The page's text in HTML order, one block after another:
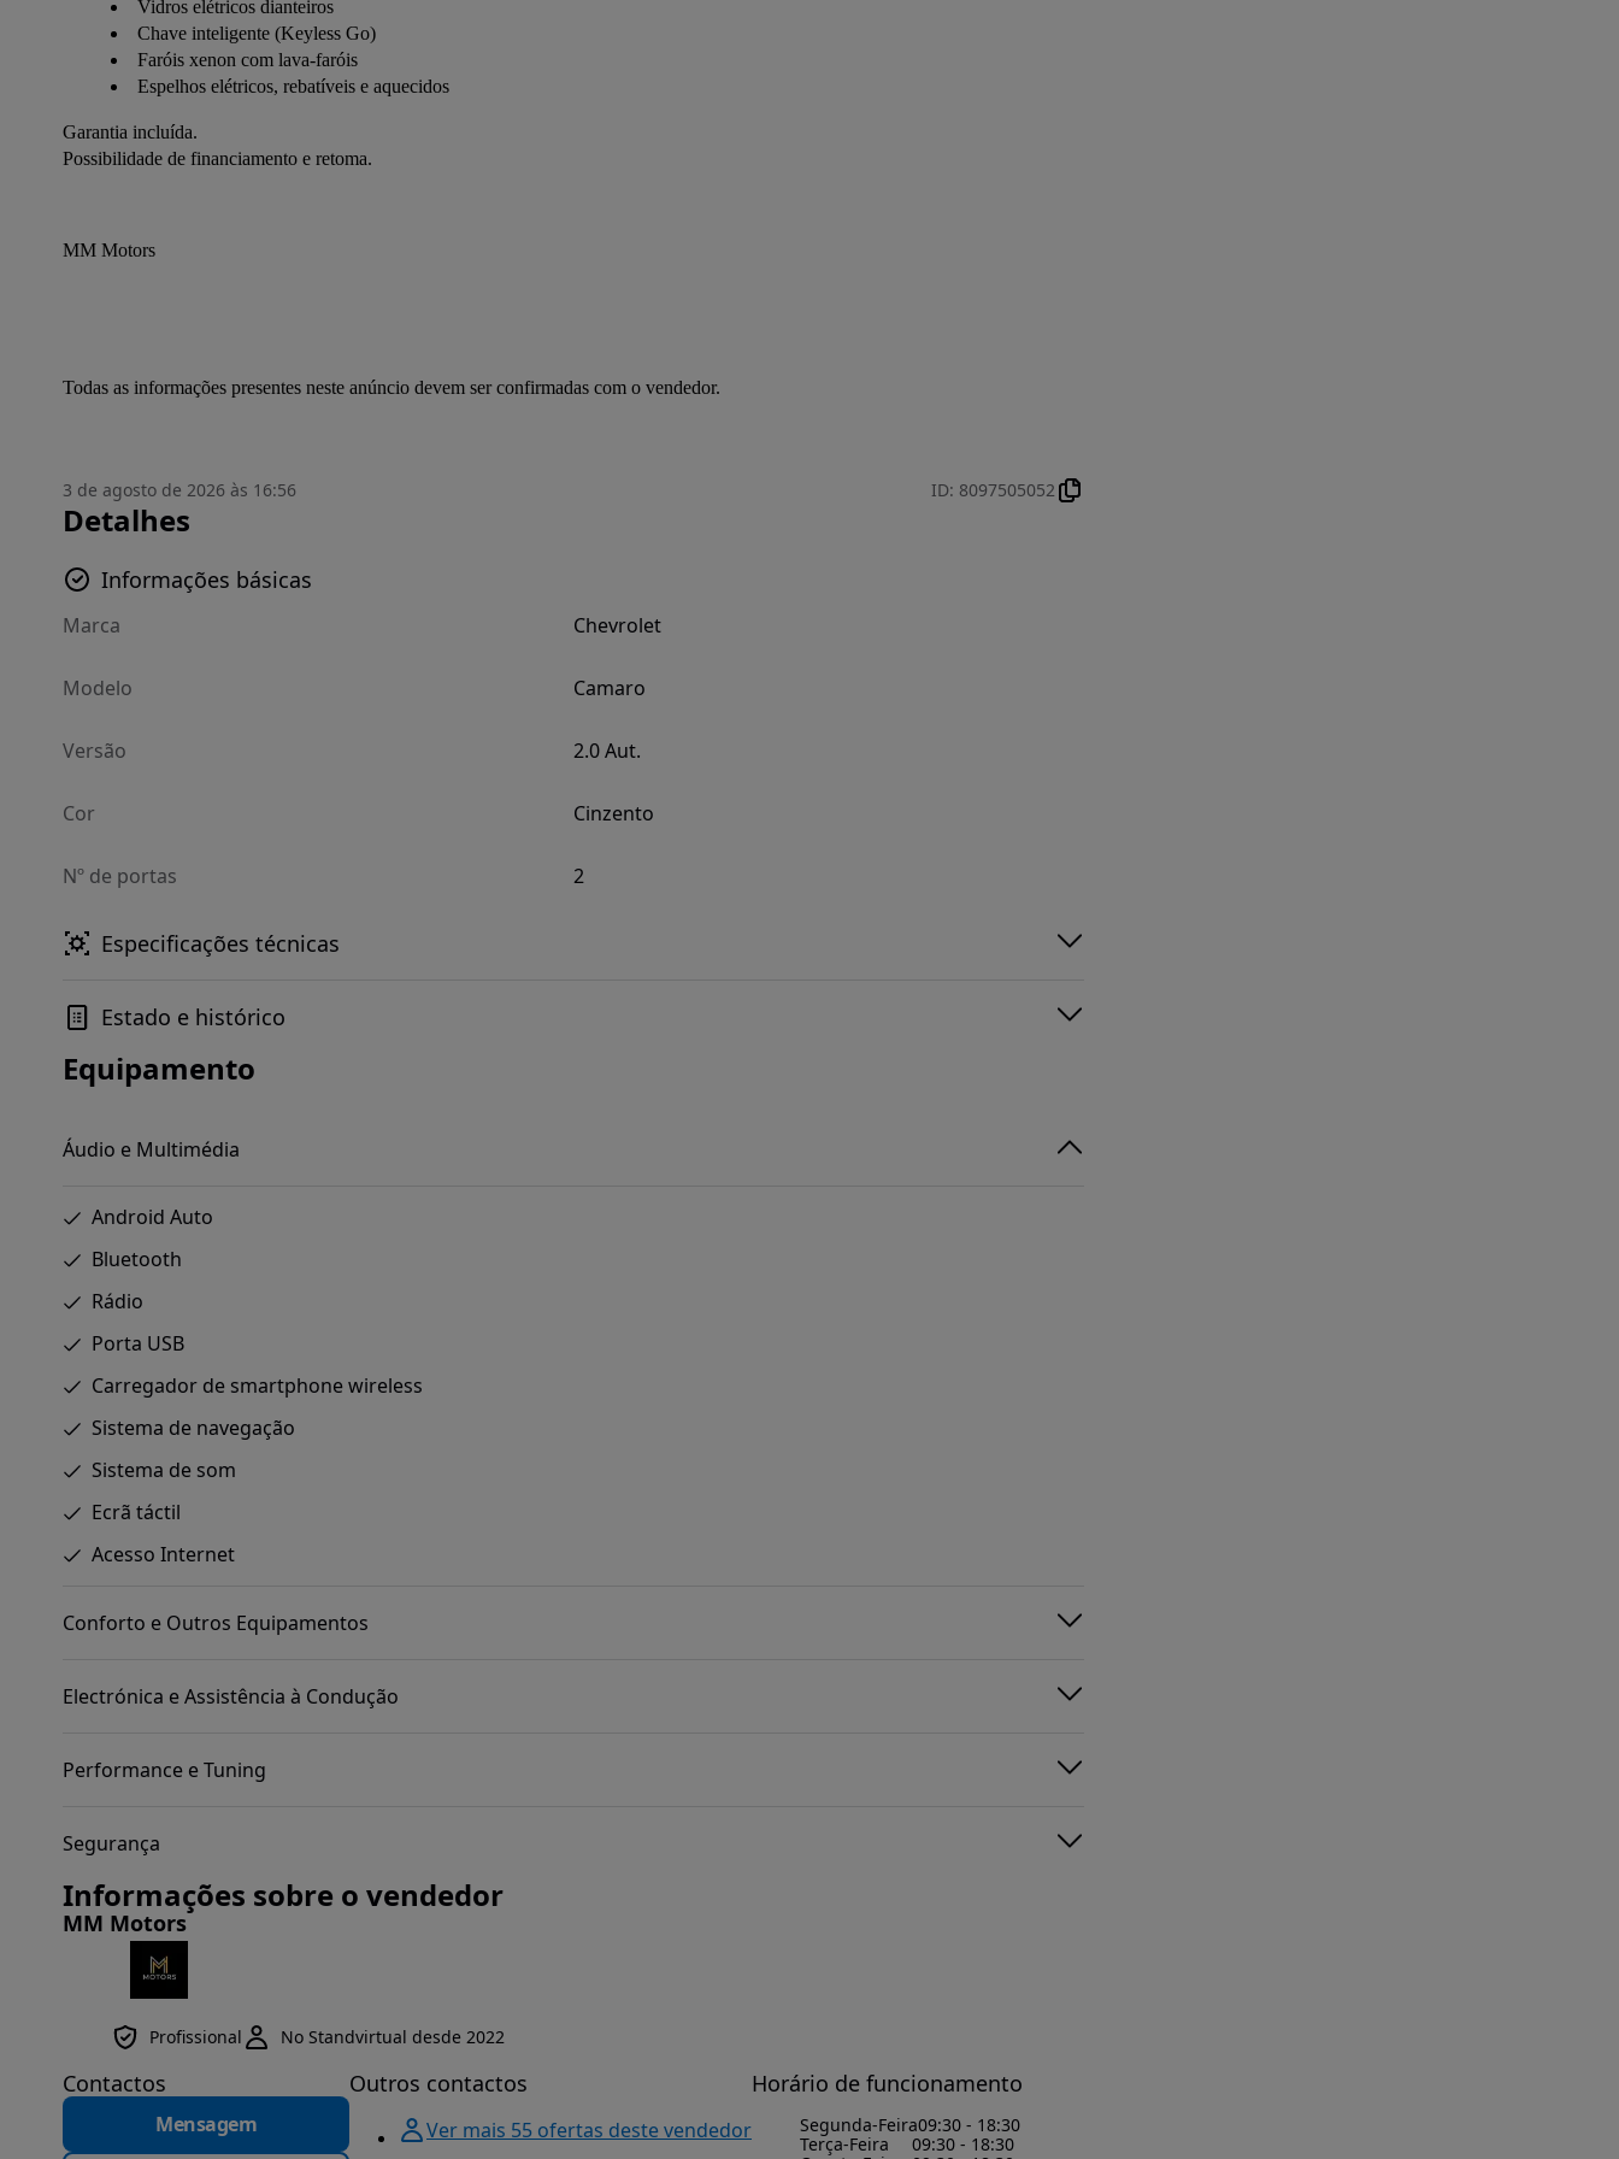
Vidros elétricos dianteiros
Chave inteligente (Keyless Go)
Faróis xenon com lava-faróis
Espelhos elétricos, rebatíveis e aquecidos
Garantia incluída.
Possibilidade de financiamento e retoma.
MM Motors
Todas as informações presentes neste anúncio devem ser confirmadas com o vendedor.
3 de agosto de 2026 às 16:56 ID: 8097505052
Detalhes
Informações básicas
Marca Chevrolet
Modelo Camaro
Versão 2.0 Aut.
Cor Cinzento
Nº de portas 2
Especificações técnicas
Estado e histórico
Equipamento
Áudio e Multimédia
Android Auto
Bluetooth
Rádio
Porta USB
Carregador de smartphone wireless
Sistema de navegação
Sistema de som
Ecrã táctil
Acesso Internet
Conforto e Outros Equipamentos
Electrónica e Assistência à Condução
Performance e Tuning
Segurança
Informações sobre o vendedor
MM Motors
Profissional No Standvirtual desde 2022
Contactos
Mensagem
Outros contactos
Ver mais 55 ofertas deste vendedor
Horário de funcionamento
Segunda-Feira09:30 - 18:30
Terça-Feira
09:30 - 18:30